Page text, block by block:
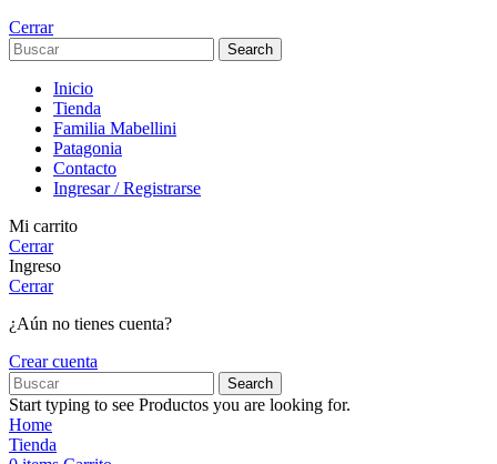
Cerrar
Search
Inicio
Tienda
Familia Mabellini
Patagonia
Contacto
Ingresar / Registrarse
Mi carrito
Cerrar
Ingreso
Cerrar
¿Aún no tienes cuenta?
Crear cuenta
Search
Start typing to see Productos you are looking for.
Home
Tienda